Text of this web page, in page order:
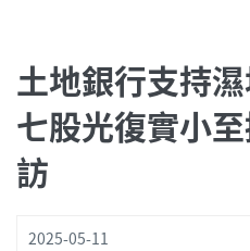
土地銀行支持
七股光復實小
訪
2025-05-11